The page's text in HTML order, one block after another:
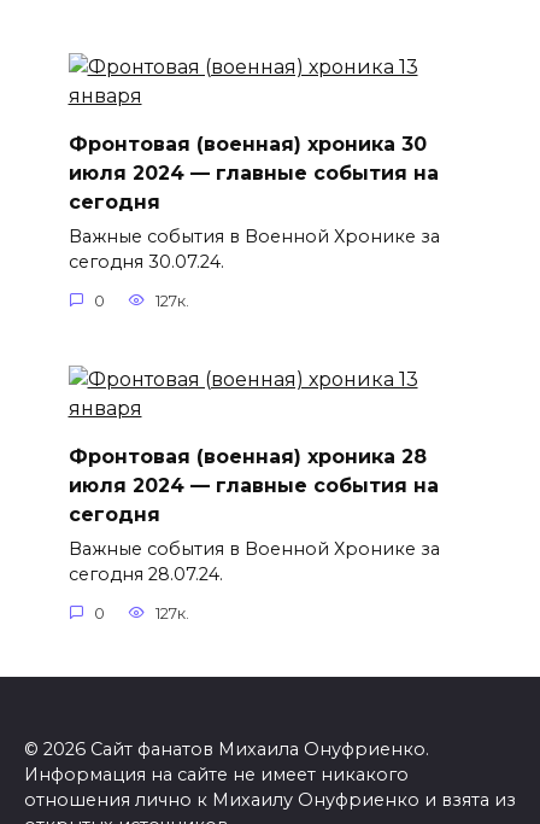
Фронтовая (военная) хроника 30
июля 2024 — главные события на
сегодня
Важные события в Военной Хронике за
сегодня 30.07.24.
0 127к.
Фронтовая (военная) хроника 28
июля 2024 — главные события на
сегодня
Важные события в Военной Хронике за
сегодня 28.07.24.
0 127к.
© 2026 Сайт фанатов Михаила Онуфриенко.
Информация на сайте не имеет никакого
отношения лично к Михаилу Онуфриенко и взята из